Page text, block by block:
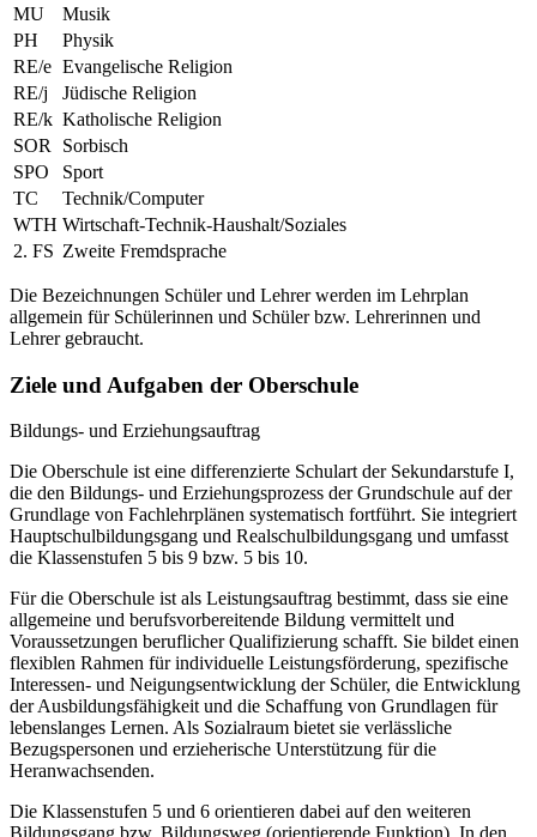
MU
Musik
PH
Physik
RE/e Evangelische Religion
RE/j
Jüdische Religion
RE/k Katholische Religion
SOR
Sorbisch
SPO
Sport
TC
Technik/Computer
WTH Wirtschaft-Technik-Haushalt/Soziales
2. FS Zweite Fremdsprache
Die Bezeichnungen Schüler und Lehrer werden im Lehrplan
allgemein für Schülerinnen und Schüler bzw. Lehrerinnen und
Lehrer gebraucht.
Ziele und Aufgaben der Oberschule
Bildungs- und Erziehungsauftrag
Die Oberschule ist eine differenzierte Schulart der Sekundarstufe I,
die den Bildungs- und Erziehungsprozess der Grundschule auf der
Grundlage von Fachlehrplänen systematisch fortführt. Sie integriert
Hauptschulbildungsgang und Realschulbildungsgang und umfasst
die Klassenstufen 5 bis 9 bzw. 5 bis 10.
Für die Oberschule ist als Leistungsauftrag bestimmt, dass sie eine
allgemeine und berufsvorbereitende Bildung vermittelt und
Voraussetzungen beruflicher Qualifizierung schafft. Sie bildet einen
flexiblen Rahmen für individuelle Leistungsförderung, spezifische
Interessen- und Neigungsentwicklung der Schüler, die Entwicklung
der Ausbildungsfähigkeit und die Schaffung von Grundlagen für
lebenslanges Lernen. Als Sozialraum bietet sie verlässliche
Bezugspersonen und erzieherische Unterstützung für die
Heranwachsenden.
Die Klassenstufen 5 und 6 orientieren dabei auf den weiteren